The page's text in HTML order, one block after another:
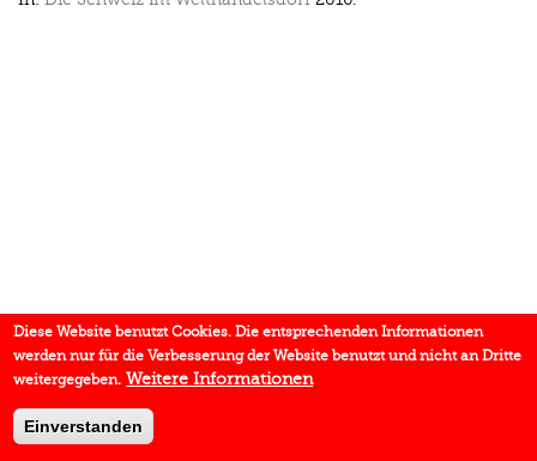
Diese Website benutzt Cookies. Die entsprechenden Informationen
werden nur für die Verbesserung der Website benutzt und nicht an Dritte
weitergegeben. Weitere Informationen
Einverstanden